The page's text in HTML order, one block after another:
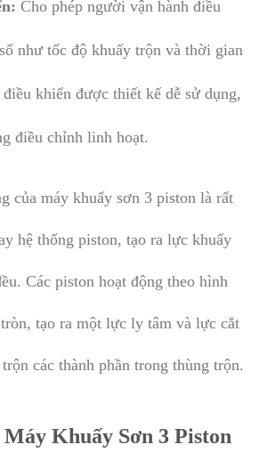
Cho phép người vận hành điều
như tốc độ khuấy trộn và thời gian
khiển được thiết kế dễ sử dụng,
điều chỉnh linh hoạt.
của máy khuấy sơn 3 piston là rất
hệ thống piston, tạo ra lực khuấy
Các piston hoạt động theo hình
tạo ra một lực ly tâm và lực cắt
các thành phần trong thùng trộn.
Khuấy Sơn 3 Piston